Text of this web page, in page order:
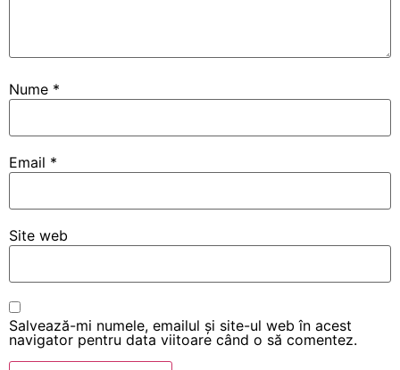
Nume *
Email *
Site web
Salvează-mi numele, emailul și site-ul web în acest
navigator pentru data viitoare când o să comentez.